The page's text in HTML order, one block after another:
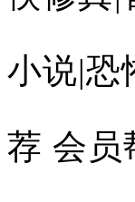
小说|恐
荐 会员